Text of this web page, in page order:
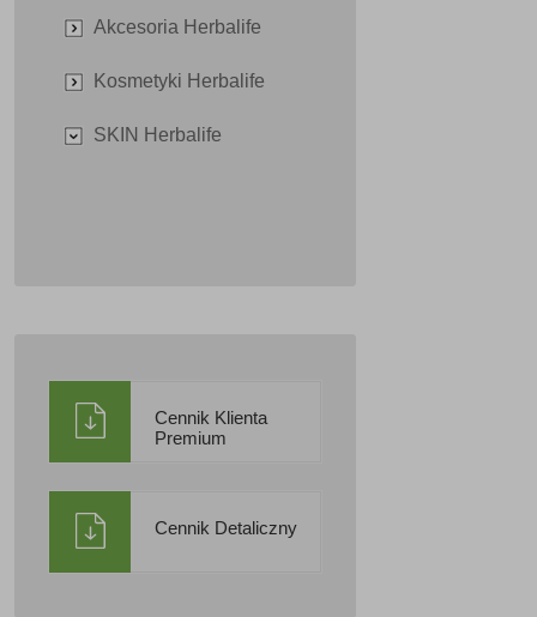
Akcesoria Herbalife
Kosmetyki Herbalife
SKIN Herbalife
Cennik Klienta
Premium
Cennik Detaliczny